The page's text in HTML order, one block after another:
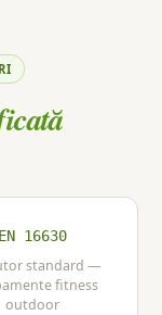
EN 16630
standard —
fitness
outdoor